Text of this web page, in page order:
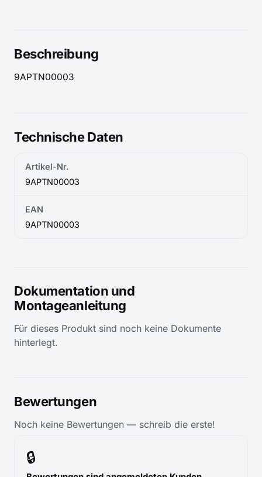
Beschreibung
9APTN00003
Technische Daten
Artikel-Nr.
9APTN00003
EAN
9APTN00003
Dokumentation und
Montageanleitung
Für dieses Produkt sind noch keine Dokumente
hinterlegt.
Bewertungen
Noch keine Bewertungen — schreib die erste!
🔒